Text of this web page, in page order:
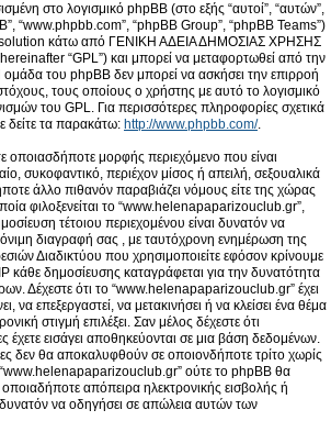
στο λογισμικό phpBB (στο εξής “αυτοί”, “αυτών”,
“www.phpbb.com”, “phpBB Group”, “phpBB Teams”)
solution κάτω από ΓΕΝΙΚΗ ΑΔΕΙΑ ΔΗΜΟΣΙΑΣ ΧΡΗΣΗΣ
“GPL”) και μπορεί να μεταφορτωθεί από την
ομάδα του phpBB δεν μπορεί να ασκήσει την επιρροή
τους οποίους ο χρήστης με αυτό το λογισμικό
του GPL. Για περισσότερες πληροφορίες σχετικά
δείτε τα παρακάτω: http://www.phpbb.com/.
οποιασδήποτε μορφής περιεχόμενο που είναι
συκοφαντικό, περιέχον μίσος ή απειλή, σεξουαλικά
άλλο πιθανόν παραβιάζει νόμους είτε της χώρας
φιλοξενείται το “www.helenapaparizouclub.gr”,
τέτοιου περιεχομένου είναι δυνατόν να
διαγραφή σας , με ταυτόχρονη ενημέρωση της
Διαδικτύου που χρησιμοποιείτε εφόσον κρίνουμε
κάθε δημοσίευσης καταγράφεται για την δυνατότητα
Δέχεστε ότι το “www.helenapaparizouclub.gr” έχει
να επεξεργαστεί, να μετακινήσει ή να κλείσει ένα θέμα
στιγμή επιλέξει. Σαν μέλος δέχεστε ότι
έχετε εισάγει αποθηκεύονται σε μια βάση δεδομένων.
δεν θα αποκαλυφθούν σε οποιονδήποτε τρίτο χωρίς
ούτε το phpBB θα
απόπειρα ηλεκτρονικής εισβολής ή
να οδηγήσει σε απώλεια αυτών των